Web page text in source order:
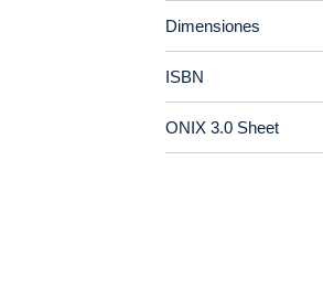
Dimensiones
ISBN
ONIX 3.0 Sheet